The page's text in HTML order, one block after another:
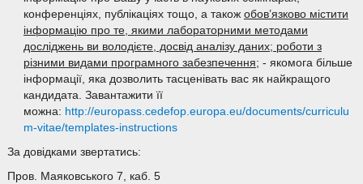
конференціях, публікаціях тощо, а також обов’язково містити
інформацію про те, якими лабораторними методами
досліджень ви володієте, досвід аналізу даних; роботи з
різними видами програмного забезпечення; - якомога більше
інформації, яка дозволить тасценівать вас як найкращого
кандидата. Завантажити її
можна: http://europass.cedefop.europa.eu/documents/curriculu
m-vitae/templates-instructions
За довідками звертатись:
Пров. Маяковського 7, каб. 5